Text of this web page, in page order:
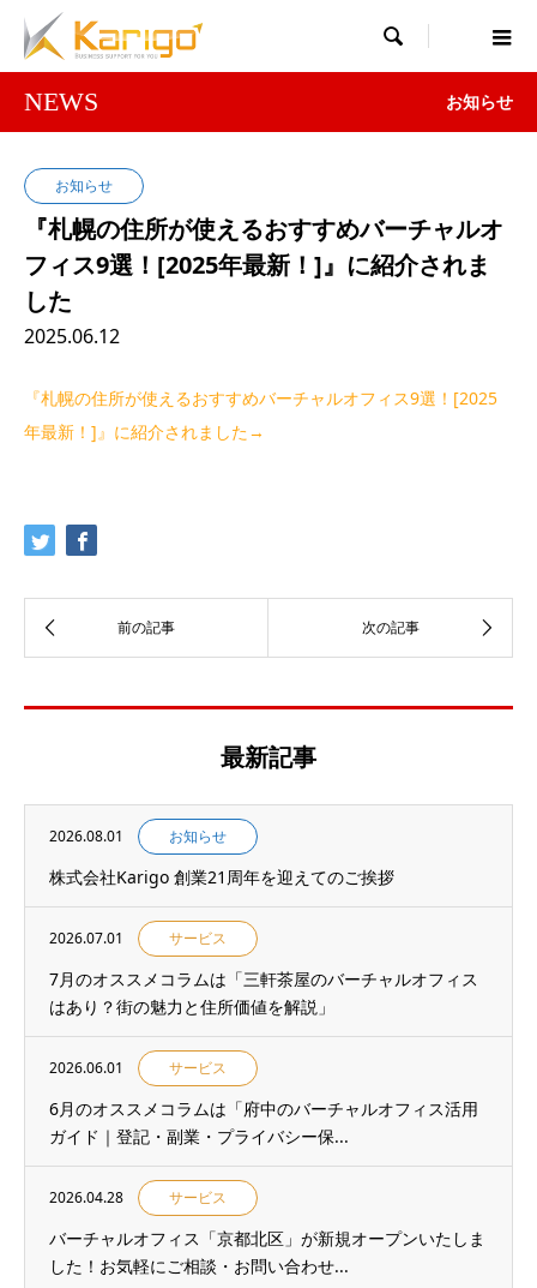

NEWS お知らせ
お知らせ
『札幌の住所が使えるおすすめバーチャルオ
フィス9選！[2025年最新！]』に紹介されま
した
2025.06.12
『札幌の住所が使えるおすすめバーチャルオフィス9選！[2025
年最新！]』に紹介されました→
最新記事
2026.08.01 お知らせ
株式会社Karigo 創業21周年を迎えてのご挨拶
2026.07.01 サービス
7月のオススメコラムは「三軒茶屋のバーチャルオフィス
はあり？街の魅力と住所価値を解説」
2026.06.01 サービス
6月のオススメコラムは「府中のバーチャルオフィス活用
ガイド｜登記・副業・プライバシー保...
2026.04.28 サービス
バーチャルオフィス「京都北区」が新規オープンいたしま
した！お気軽にご相談・お問い合わせ...